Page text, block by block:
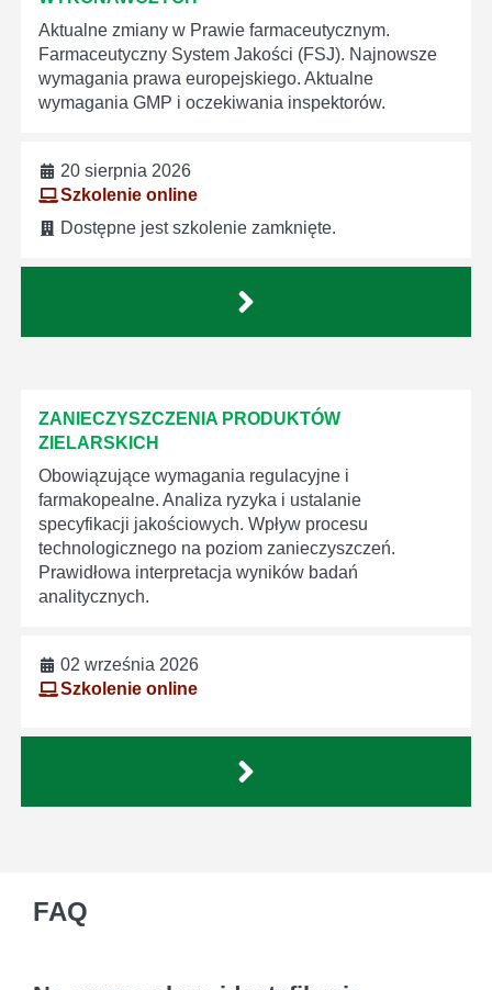
Aktualne zmiany w Prawie farmaceutycznym.
Farmaceutyczny System Jakości (FSJ). Najnowsze
wymagania prawa europejskiego. Aktualne
wymagania GMP i oczekiwania inspektorów.
20 sierpnia 2026
Szkolenie online
Dostępne jest szkolenie zamknięte.
ZANIECZYSZCZENIA PRODUKTÓW
ZIELARSKICH
Obowiązujące wymagania regulacyjne i
farmakopealne. Analiza ryzyka i ustalanie
specyfikacji jakościowych. Wpływ procesu
technologicznego na poziom zanieczyszczeń.
Prawidłowa interpretacja wyników badań
analitycznych.
02 września 2026
Szkolenie online
FAQ